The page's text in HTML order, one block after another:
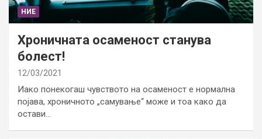
НИЕ
Хроничната осаменост станува
болест!
12/03/2021
Иако понекогаш чувството на осаменост е нормална
појава, хроничното „самување“ може и тоа како да
остави…